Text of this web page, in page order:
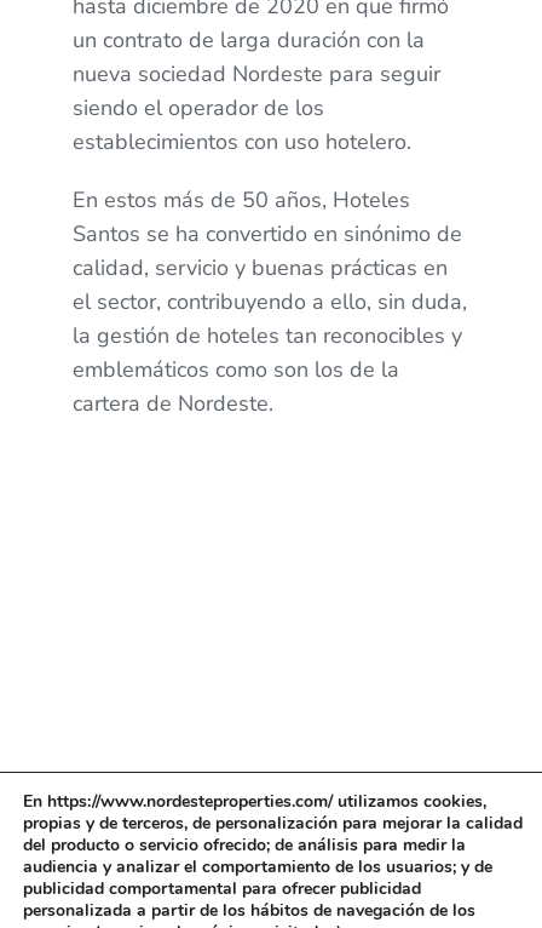
hasta diciembre de 2020 en que firmó
un contrato de larga duración con la
nueva sociedad Nordeste para seguir
siendo el operador de los
establecimientos con uso hotelero.
En estos más de 50 años, Hoteles
Santos se ha convertido en sinónimo de
calidad, servicio y buenas prácticas en
el sector, contribuyendo a ello, sin duda,
la gestión de hoteles tan reconocibles y
emblemáticos como son los de la
cartera de Nordeste.
En https://www.nordesteproperties.com/ utilizamos cookies,
propias y de terceros, de personalización para mejorar la calidad
del producto o servicio ofrecido; de análisis para medir la
audiencia y analizar el comportamiento de los usuarios; yde
publicidad comportamental para ofrecer publicidad
personalizada a partir de los hábitos de navegación de los